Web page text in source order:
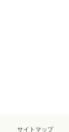
サイトマップ